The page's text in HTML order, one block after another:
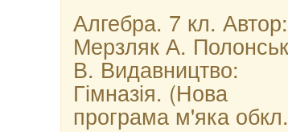
Алгебра. 7 кл. Автор:
Мерзляк А.
В. Видавництво:
Гімназія. (Нова
програма м'яка